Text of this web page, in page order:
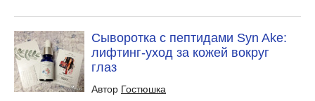
Сыворотка с пептидами Syn Ake:
лифтинг-уход за кожей вокруг
глаз
Автор Гостюшка